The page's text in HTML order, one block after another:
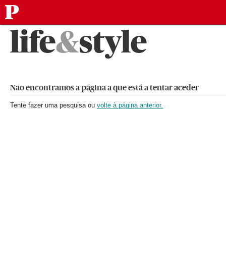
Saltarlife&style
Não encontramos a página a que está a tentar aceder
Tente fazer uma pesquisa ou volte à página anterior.